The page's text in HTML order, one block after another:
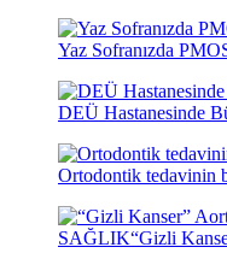
Yaz Sofranızda
DEÜ Hastanesinde
Ortodontik tedavinin
SAĞLIK“Gizli